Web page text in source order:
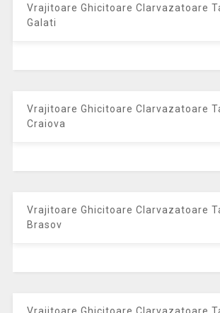
Vrajitoare Ghicitoare Clarvazatoare
Galati
Vrajitoare Ghicitoare Clarvazatoare
Craiova
Vrajitoare Ghicitoare Clarvazatoare
Brasov